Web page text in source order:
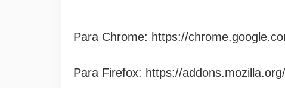
Para Chrome: https://
Para Firefox: https://